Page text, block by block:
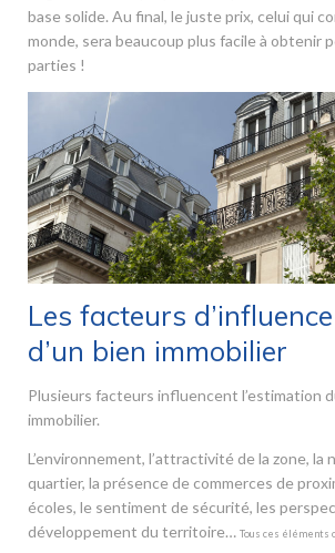
base solide. Au final, le juste prix, celui qui
monde, sera beaucoup plus facile à obtenir
parties !
Les facteurs
d’un bien immobilier
Plusieurs facteurs influencent l’estimation
immobilier.
L’environnement, l’attractivité de la zone, la
quartier, la présence de commerces de
écoles, le sentiment de sécurité, les
développement du territoire… Tous ces éléments